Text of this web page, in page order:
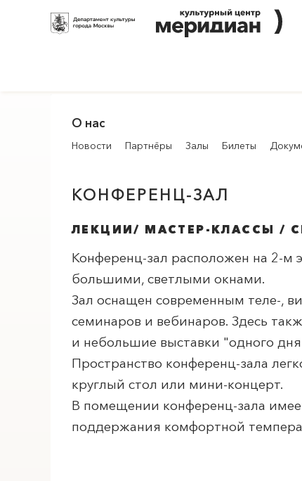
ПОИСК ПО МЕРОПРИЯТИЯМ
О нас
Новости Партнёры Залы Билеты
КОНФЕРЕНЦ-ЗАЛ
ЛЕКЦИИ/ МАСТЕР-КЛАССЫ /
Конференц-зал расположен на 2-м
большими, светлыми окнами.
Зал оснащен современным теле-,
семинаров и вебинаров. Здесь
и небольшие выставки "одного
Пространство конференц-зала
круглый стол или мини-концерт.
В помещении конференц-зала
поддержания комфортной